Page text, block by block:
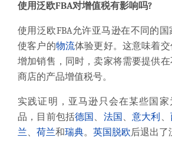
使用泛欧FBA对增值税有影响吗?
使用泛欧FBA允许亚马逊在不同的国
使客户的物流体验更好。这意味着
增加销售，同时，卖家将需要提供
商店的产品增值税号。
实践证明，亚马逊只会在某些国家
品，目前包括德国 、 法国 、意大利 、
兰、 荷兰和瑞典。 英国 脱欧后退出了